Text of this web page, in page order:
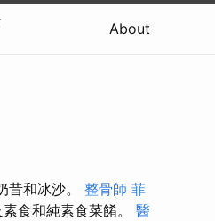
About
昔和冰沙。 整骨師 菲
食和純素食菜餚。 醫